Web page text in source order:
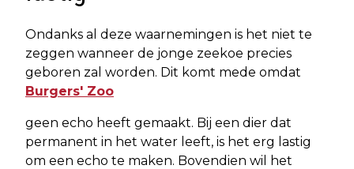
Ondanks al deze waarnemingen is het niet te
zeggen wanneer de jonge zeekoe precies
geboren zal worden. Dit komt mede omdat
Burgers' Zoo
geen echo heeft gemaakt. Bij een dier dat
permanent in het water leeft, is het erg lastig
om een echo te maken. Bovendien wil het